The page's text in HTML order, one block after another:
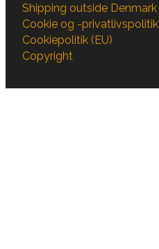
Shipping outside Denmark
Cookie og -privatlivspolitik
Cookiepolitik (EU)
Copyright